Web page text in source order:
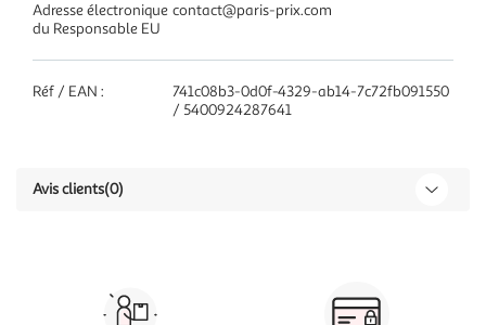
Adresse électronique
du Responsable EU
contact@paris-prix.com
Réf / EAN :
741c08b3-0d0f-4329-ab14-7c72fb091550
/ 5400924287641
Avis clients(0)